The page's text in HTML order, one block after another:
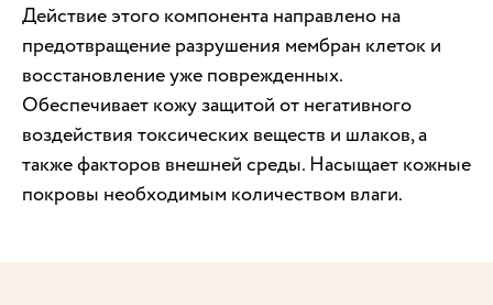
Действие этого компонента направлено на
предотвращение разрушения мембран клеток и
восстановление уже поврежденных.
Обеспечивает кожу защитой от негативного
воздействия токсических веществ и шлаков, а
также факторов внешней среды. Насыщает кожные
покровы необходимым количеством влаги.